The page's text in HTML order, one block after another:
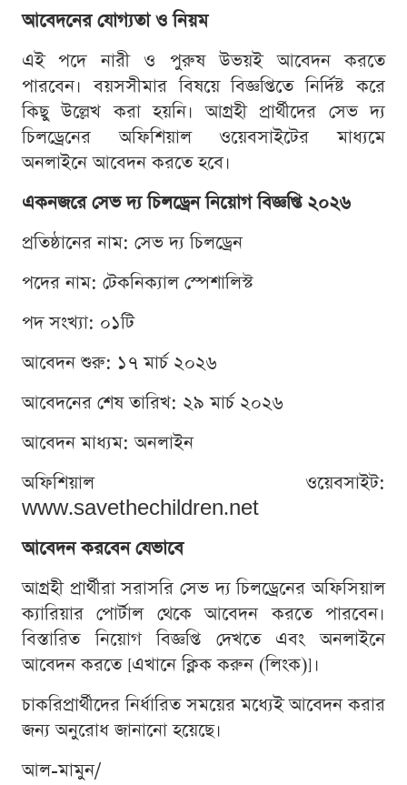
আবেদনের যোগ্যতা ও নিয়ম
এই পদে নারী ও পুরুষ উভয়ই আবেদন করতে
পারবেন। বয়সসীমার বিষয়ে বিজ্ঞপ্তিতে নির্দিষ্ট করে
কিছু উল্লেখ করা হয়নি। আগ্রহী প্রার্থীদের সেভ দ্য
চিলড্রেনের অফিশিয়াল ওয়েবসাইটের মাধ্যমে
অনলাইনে আবেদন করতে হবে।
একনজরে সেভ দ্য চিলড্রেন নিয়োগ বিজ্ঞপ্তি ২০২৬
প্রতিষ্ঠানের নাম: সেভ দ্য চিলড্রেন
পদের নাম: টেকনিক্যাল স্পেশালিস্ট
পদ সংখ্যা: ০১টি
আবেদন শুরু: ১৭ মার্চ ২০২৬
আবেদনের শেষ তারিখ: ২৯ মার্চ ২০২৬
আবেদন মাধ্যম: অনলাইন
অফিশিয়াল ওয়েবসাইট:
www.savethechildren.net
আবেদন করবেন যেভাবে
আগ্রহী প্রার্থীরা সরাসরি সেভ দ্য চিলড্রেনের অফিসিয়াল
ক্যারিয়ার পোর্টাল থেকে আবেদন করতে পারবেন।
বিস্তারিত নিয়োগ বিজ্ঞপ্তি দেখতে এবং অনলাইনে
আবেদন করতে [এখানে ক্লিক করুন (লিংক)]।
চাকরিপ্রার্থীদের নির্ধারিত সময়ের মধ্যেই আবেদন করার
জন্য অনুরোধ জানানো হয়েছে।
আল-মামুন/